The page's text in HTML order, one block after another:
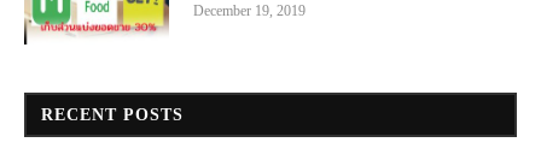
December 19, 2019
RECENT POSTS